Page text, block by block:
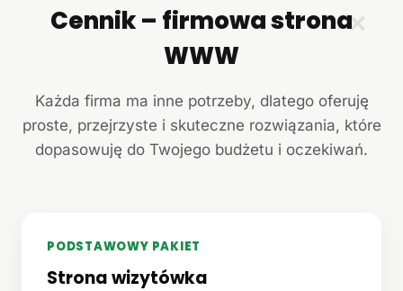
✕
Cennik – firmowa strona
WWW
Każda firma ma inne potrzeby, dlatego oferuję
proste, przejrzyste i skuteczne rozwiązania, które
dopasowuję do Twojego budżetu i oczekiwań.
PODSTAWOWY PAKIET
Strona wizytówka